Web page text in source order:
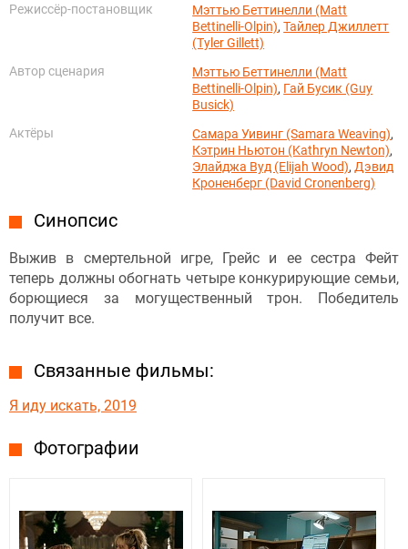
Режиссёр-постановщик
Мэттью Беттинелли (Matt
Bettinelli-Olpin),Тайлер Джиллетт
(Tyler Gillett)
Автор сценария
Мэттью Беттинелли (Matt
Bettinelli-Olpin), Гай Бусик (Guy
Busick)
Актёры
Самара Уивинг (Samara Weaving),
Кэтрин Ньютон (Kathryn Newton),
Элайджа Вуд (Elijah Wood), Дэвид
Кроненберг (David Cronenberg)
Синопсис
Выжив в смертельной игре, Грейс и ее сестра Фейт
теперь должны обогнать четыре конкурирующие семьи,
борющиеся за могущественный трон. Победитель
получит все.
Связанные фильмы:
Я иду искать, 2019
Фотографии